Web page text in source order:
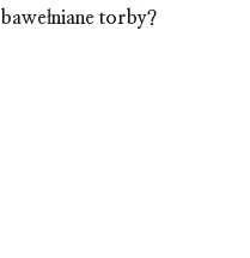
bawełniane torby?